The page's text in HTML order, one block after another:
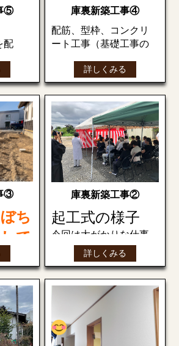
ジ
て
ま
の梁
へ搬
部で
開始
慎重
きま
が
！住
うに
。
開始
梁をクレーンで吊上げ
（すべてが大きい分と
ても大変な作業ばかり
です）
次回もお楽しみに
⑤
配
に受
金具
束
次々
きま
て方
庫裏新築工事④
配筋、型枠、コンクリ
ート工事（基礎工事の
型枠を設置してコンク
リートを流し込みま
す。
型枠を外し基礎が完成
です。
次回もお楽しみに
詳しくみる
③
ち
て
し
庫裏新築工事②
起工式の様子
今回は大がかりな仕事
です！！皆様がご安全
に怪我なくできますよ
うに…
いよいよ工事が
始まります！
まずは遣り方です。
詳しくみる